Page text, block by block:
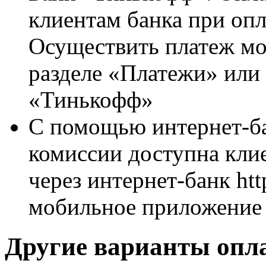
клиентам банка при
Осуществить платеж
разделе «Платежи»
«Тинькофф»
С помощью интернет-
комиссии доступна
через интернет-банк
мобильное
Другие варианты